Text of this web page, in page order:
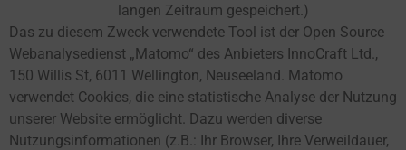
langen Zeitraum gespeichert.)
Das zu diesem Zweck verwendete Tool ist der Open Source
Webanalysedienst „Matomo“ des Anbieters InnoCraft Ltd.,
150 Willis St, 6011 Wellington, Neuseeland. Matomo
verwendet Cookies, die eine statistische Analyse der Nutzung
unserer Website ermöglicht. Dazu werden diverse
Nutzungsinformationen (z.B.: Ihr Browser, Ihre Verweildauer,